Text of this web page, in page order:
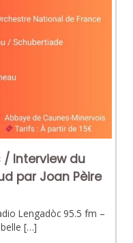
/ Interview du
par Joan Pèire
Lengadòc 95.5 fm –
[…]